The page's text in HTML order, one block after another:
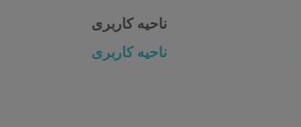
ناحیه کاربری
ناحیه کاربری